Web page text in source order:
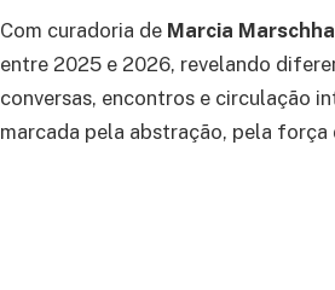
Com curadoria de Marcia
entre 2025 e 2026, revelando
conversas, encontros e circulação
marcada pela abstração, pela força